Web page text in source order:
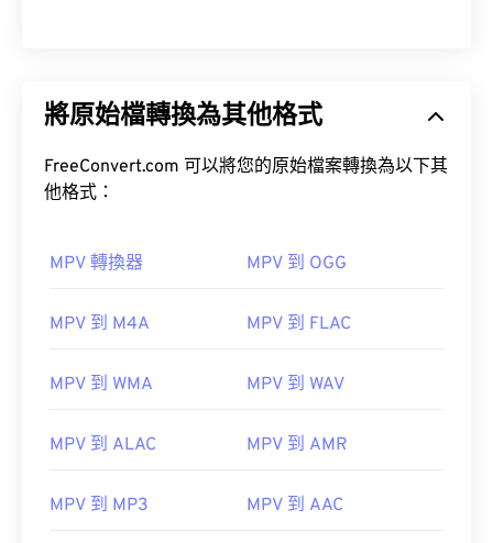
將原始檔轉換為其他格式
FreeConvert.com 可以將您的原始檔案轉換為以下其
他格式：
MPV 轉換器 MPV 到 OGG
MPV 到 M4A MPV 到 FLAC
MPV 到 WMA MPV 到 WAV
MPV 到 ALAC MPV 到 AMR
MPV 到 MP3 MPV 到 AAC